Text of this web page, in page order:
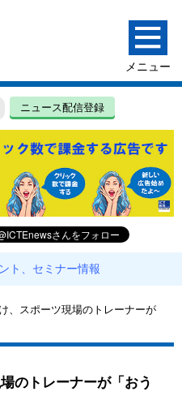
ニュース配信登録
ト、セミナー情報
、スポーツ現場のトレーナーが
のトレーナーが「おう